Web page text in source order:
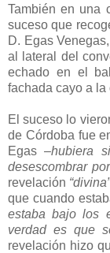
También en una
suceso que
D. Egas
al lateral del
echado en el
fachada cayo a
El suceso lo
de Córdoba fue
Egas –hubiera
desescombrar
revelación “divina”
que cuando
estaba bajo los
verdad es que
revelación hizo